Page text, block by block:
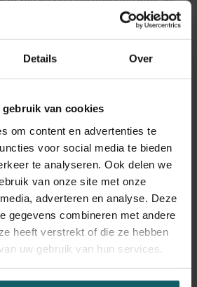
Details Over
gebruik van cookies
om content en advertenties te
voor social media te bieden
te analyseren. Ook delen we
van onze site met onze
adverteren en analyse. Deze
gegevens combineren met andere
heeft verstrekt of die ze hebben
uw gebruik van hun services.
om vaccins te ontvangen. Het
inkomenslanden minstens zes
omdat de pandemie niet zo ernstig
het enthousiasme voor
groot probleem.
laatste pandemie worstelen we
Het vaccinnationalisme is weer
hebben enorme bilaterale
om de eigen bevolking te
is er een wettelijk en financieel
landen met een laag inkomen ook